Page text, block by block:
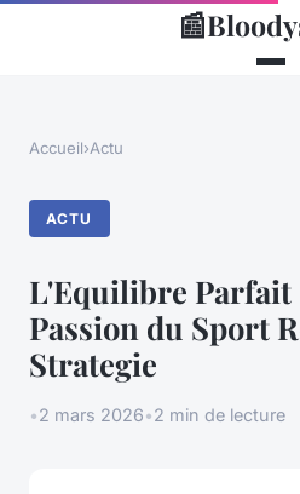
📰
Accueil›Actu
ACTU
L'Equilibre Parfait
Passion du Sport
Strategie
•2 mars 2026•2 min de lecture